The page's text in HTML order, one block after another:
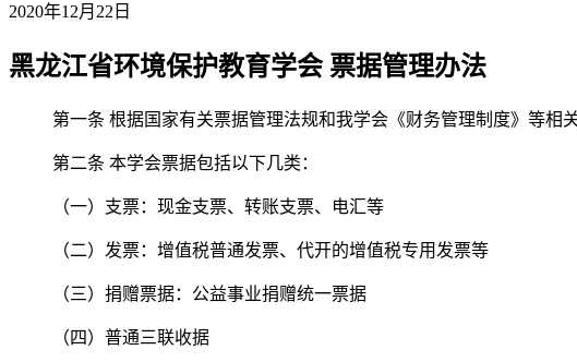
2020年12月22日
黑龙江省环境保护教育学会 票据管理办法
第一条 根据国家有关票据管理法规和我学会《财务管理制度》等相
第二条 本学会票据包括以下几类：
（一）支票：现金支票、转账支票、电汇等
（二）发票：增值税普通发票、代开的增值税专用发票等
（三）捐赠票据：公益事业捐赠统一票据
（四）普通三联收据